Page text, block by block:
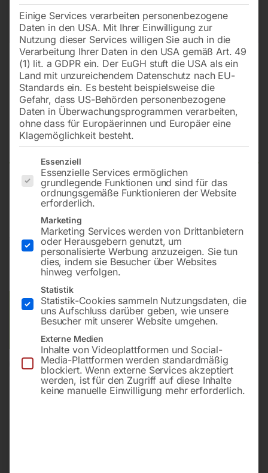
Treibstofffilter für JOHN DEERE
Filter Nr. RE60021 (für unzertifizierte Motore)
126,00
inkl. MwSt. zzgl.Versandkosten
Lieferzeit:ca. 2 - 3 Tage
Versandkosten Standard (Österreich): €10,00
Bitte beachten Sie: Die Versandkosten gelten für Österreich.
Andere Länder können abweichen.
In den Warenkorb
Einige Services verarbeiten personenbezogene
Daten in den USA. Mit Ihrer Einwilligung zur
Nutzung dieser Services willigen Sie auch in die
Verarbeitung Ihrer Daten in den USA gemäß Art. 49
(1) lit. a GDPR ein. Der EuGH stuft die USA als ein
Land mit unzureichendem Datenschutz nach EU-
Standards ein. Es besteht beispielsweise die
Gefahr, dass US-Behörden personenbezogene
Daten in Überwachungsprogrammen verarbeiten,
ohne dass für Europäerinnen und Europäer eine
Klagemöglichkeit besteht.
Es folgt eine Liste der Service-Gruppen, für die eine
Essenziell
Essenzielle Services ermöglichen
grundlegende Funktionen und sind für das
ordnungsgemäße Funktionieren der Website
erforderlich.
Marketing
Marketing Services werden von Drittanbietern
oder Herausgebern genutzt, um
personalisierte Werbung anzuzeigen. Sie tun
dies, indem sie Besucher über Websites
hinweg verfolgen.
Statistik
Statistik-Cookies sammeln Nutzungsdaten, die
uns Aufschluss darüber geben, wie unsere
Besucher mit unserer Website umgehen.
Externe Medien
Inhalte von Videoplattformen und Social-
Media-Plattformen werden standardmäßig
blockiert. Wenn externe Services akzeptiert
werden, ist für den Zugriff auf diese Inhalte
keine manuelle Einwilligung mehr erforderlich.